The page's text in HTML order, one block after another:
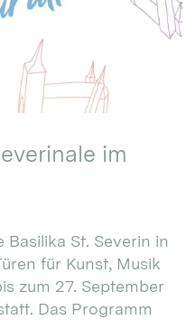
im
St. Severin in
für Kunst, Musik
zum 27. September
Das Programm